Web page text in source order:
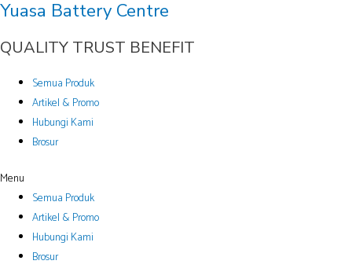
Skip
content
Yuasa Battery Centre
QUALITY TRUST BENEFIT
Semua Produk
Artikel & Promo
Hubungi Kami
Brosur
Menu
Semua Produk
Artikel & Promo
Hubungi Kami
Brosur